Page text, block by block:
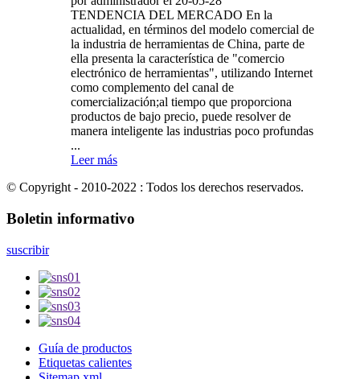
TENDENCIA DEL MERCADO En la
actualidad, en términos del modelo comercial de
la industria de herramientas de China, parte de
ella presenta la característica de "comercio
electrónico de herramientas", utilizando Internet
como complemento del canal de
comercialización;al tiempo que proporciona
productos de bajo precio, puede resolver de
manera inteligente las industrias poco profundas
...
Leer más
© Copyright - 2010-2022 : Todos los derechos reservados.
Boletin informativo
suscribir
Guía de productos
Etiquetas calientes